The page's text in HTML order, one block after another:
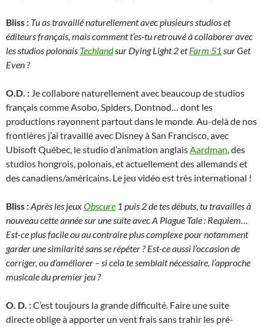
Bliss : Tu as travaillé naturellement avec plusieurs studios et
éditeurs français, mais comment t’es-tu retrouvé à collaborer avec
les studios polonais Techlandsur Dying Light 2 etFarm 51 sur Get
Even ?
O.D. : Je collabore naturellement avec beaucoup de studios
français comme Asobo, Spiders, Dontnod… dont les
productions rayonnent partout dans le monde. Au-delà de nos
frontières j’ai travaillé avec Disney à San Francisco, avec
Ubisoft Québec, le studio d’animation anglaisAardman, des
studios hongrois, polonais, et actuellement des allemands et
des canadiens/américains. Le jeu vidéo est très international !
Bliss :Après les jeuxObscure 1 puis 2 de tes débuts, tu travailles à
nouveau cette année sur une suite avec A Plague Tale : Requiem…
Est-ce plus facile ou au contraire plus complexe pour notamment
garder une similarité sans se répéter ? Est-ce aussi l’occasion de
corriger, ou d’améliorer – si cela te semblait nécessaire, l’approche
musicale du premier jeu ?
O. D. :C’est toujours la grande difficulté. Faire une suite
directe oblige à apporter un vent frais sans trahir les pré-